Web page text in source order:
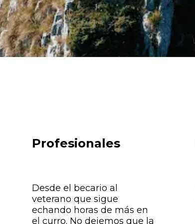
Profesionales
Desde el becario al
veterano que sigue
echando horas de más en
el curro. No dejemos que la